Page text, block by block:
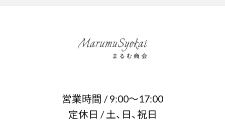
営業時間 / 9:00～17:00
定休日 / 土、日、祝日